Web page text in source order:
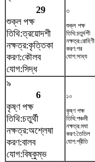
29
শুক্ল পক্ষ
তিথি:ত্রয়োদশী
নক্ষত্র:কৃত্তিকা
করণ:কৌলব
যোগ:সিদ্ধ
৩
শুক্ল পক্ষ
তিথি:চতুর্দশী
নক্ষত্র:রোহিণী
করণ:গর
যোগ:সাধ্য
৯
6
কৃষ্ণ পক্ষ
তিথি:চতুর্থী
নক্ষত্র:অশ্লেষা
করণ:বালব
যোগ:বিষ্কুম্ভ
১০
কৃষ্ণ পক্ষ
তিথি:পঞ্চমী
নক্ষত্র:মঘা
করণ:তৈতিল
যোগ:প্রীতি